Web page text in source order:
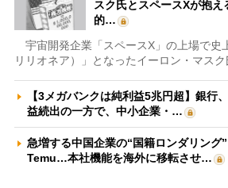
スク氏とスペースXが抱
的…
宇宙開発企業「スペースX」の上場で史
リリオネア）」となったイーロン・マスク
【3メガバンクは純利益5兆円超】銀行
益続出の一方で、中小企業・…
急増する中国企業の“国籍ロンダリン
Temu…本社機能を海外に移転させ…